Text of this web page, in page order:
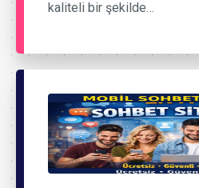
kaliteli bir şekilde…